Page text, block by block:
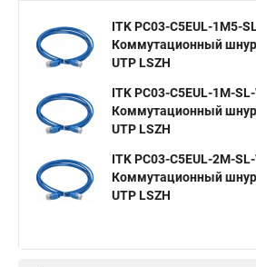
ITK PC03-C5EUL-1M5-
Коммутационный шнур
UTP LSZH
ITK PC03-C5EUL-1M-
Коммутационный шнур
UTP LSZH
ITK PC03-C5EUL-2M-
Коммутационный шнур
UTP LSZH